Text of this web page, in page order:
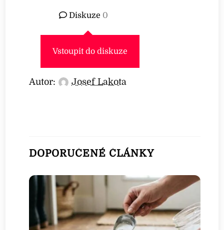
Diskuze 0
Vstoupit do diskuze
Autor: Josef Lakota
DOPORUČENÉ ČLÁNKY